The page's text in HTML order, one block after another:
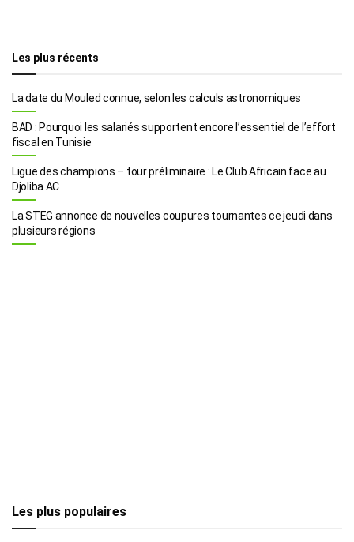
Les plus récents
La date du Mouled connue, selon les calculs astronomiques
BAD : Pourquoi les salariés supportent encore l’essentiel de l’effort
fiscal en Tunisie
Ligue des champions – tour préliminaire : Le Club Africain face au
Djoliba AC
La STEG annonce de nouvelles coupures tournantes ce jeudi dans
plusieurs régions
Les plus populaires